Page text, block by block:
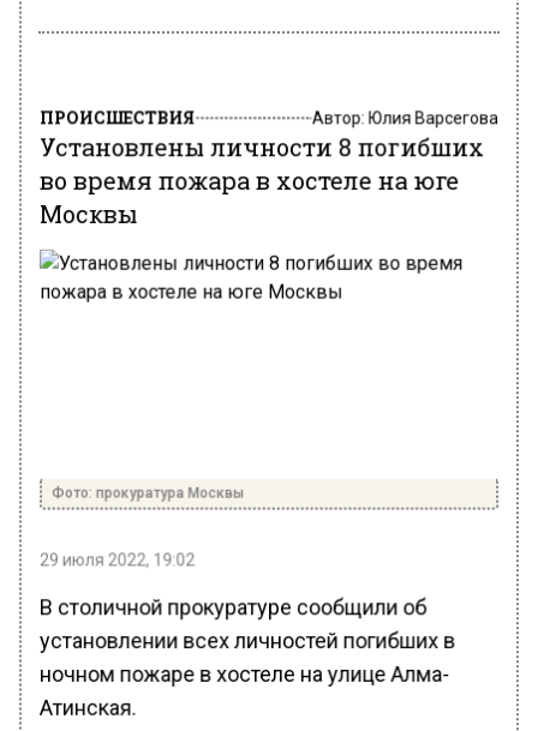
ПРОИСШЕСТВИЯ Автор: Юлия Варсегова
Установлены личности 8 погибших
во время пожара в хостеле на юге
Москвы
Фото: прокуратура Москвы
29 июля 2022, 19:02
В столичной прокуратуре сообщили об
установлении всех личностей погибших в
ночном пожаре в хостеле на улице Алма-
Атинская.